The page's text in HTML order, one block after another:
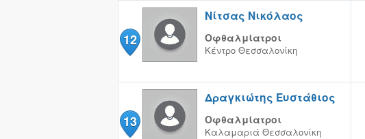
12
Νίτσας Νικόλαος
Οφθαλμίατροι
Κέντρο Θεσσαλονίκη
13
Δραγκιώτης Ευστάθιος
Οφθαλμίατροι
Καλαμαριά Θεσσαλονίκη